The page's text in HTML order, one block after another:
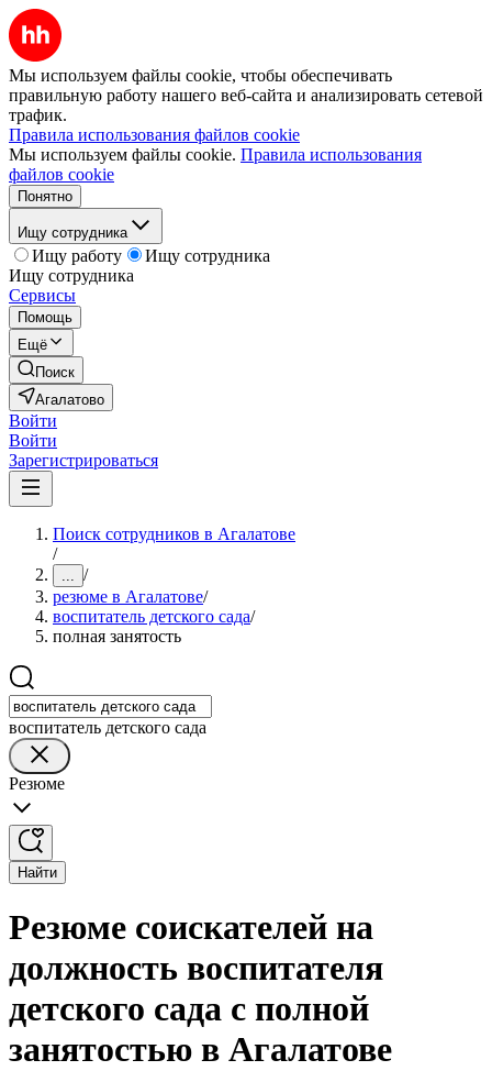
Мы используем файлы cookie, чтобы обеспечивать
правильную работу нашего веб-сайта и анализировать сетевой
трафик.
Правила использования файлов cookie
Мы используем файлы cookie. Правила использования
файлов cookie
Понятно
Ищу сотрудника
Ищу работу
Ищу сотрудника
Ищу сотрудника
Сервисы
Помощь
Ещё
Поиск
Агалатово
Войти
Войти
Зарегистрироваться
Поиск сотрудников в Агалатове
/
... /
резюме в Агалатове/
воспитатель детского сада/
полная занятость
воспитатель детского сада
Резюме
Найти
Резюме соискателей на
должность воспитателя
детского сада с полной
занятостью в Агалатове